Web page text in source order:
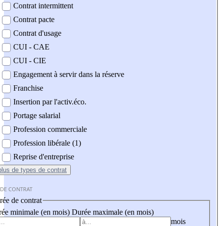
Contrat intermittent
Contrat pacte
Contrat d'usage
CUI - CAE
CUI - CIE
Engagement à servir dans la réserve
Franchise
Insertion par l'activ.éco.
Portage salarial
Profession commerciale
Profession libérale (1)
Reprise d'entreprise
de types de contrat
CONTRAT
de contrat
minimale (en mois) Durée maximale (en mois)
mois